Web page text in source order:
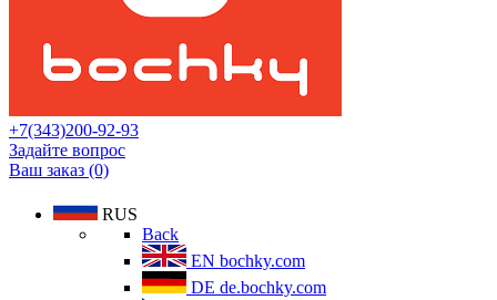
+7(343)200-92-93
Задайте вопрос
Ваш заказ (0)
RUS
Back
EN bochky.com
DE de.bochky.com